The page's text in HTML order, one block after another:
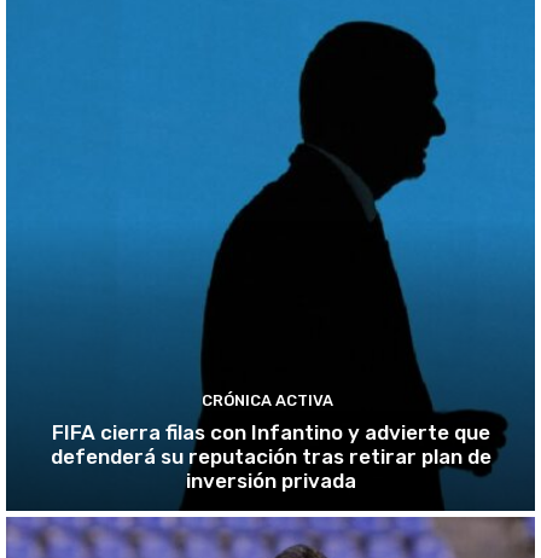
CRÓNICA ACTIVA
FIFA cierra filas con Infantino y advierte que
defenderá su reputación tras retirar plan de
inversión privada